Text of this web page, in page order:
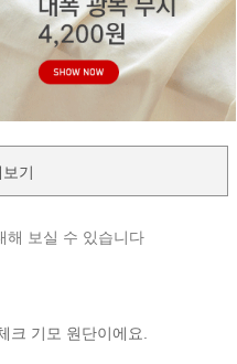
기
해 보실 수 있습니다
크 기모 원단이에요.